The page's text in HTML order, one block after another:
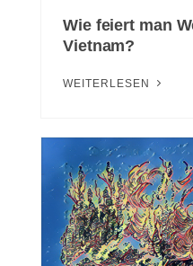
Wie feiert man
Vietnam?
WEITERLESEN